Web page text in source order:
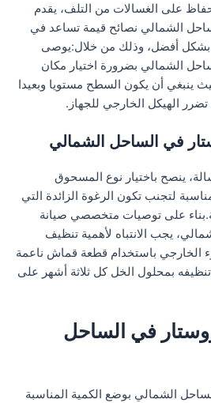
على الغسالات من التلف، يقدم
الشمالي نصائح قيمة تساعد في
بشكل أفضل، وذلك من خلال:يوصى
الشمالي بضرورة اختيار مكان
ينبغي أن يكون السطح مستويا وبعيدا
الهيكل الخارجي للجهاز.
في الساحل الشمالي
ينصح باختيار نوع المسحوق
لتجنب تكون الرغوة الزائدة التي
على توصيات متخصصي صيانة
يجب الانتباه لأهمية تنظيف
الخارجي باستخدام قطعة قماش ناعمة
بمحلول الخل كل ثلاثة أشهر على
في الساحل
الشمالي بوضع الكمية المناسبة